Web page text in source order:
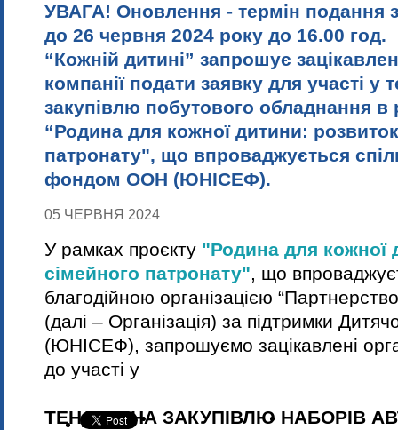
УВАГА! Оновлення - термін подання
до 26 червня 2024 року до 16.00 год.
“Кожній дитині” запрошує
компанії подати заявку для участі у
закупівлю побутового обладнання в
“Родина для кожної дитини:
патронату", що впроваджується
фондом ООН (ЮНІСЕФ).
05 ЧЕРВНЯ 2024
У рамках проєкту "Родина для кожної
сімейного патронату", що
благодійною організацією
(далі – Організація) за підтримки
(ЮНІСЕФ), запрошуємо зацікавлені
до участі у
ТЕНДЕРІ НА ЗАКУПІВЛЮ НАБОРІВ